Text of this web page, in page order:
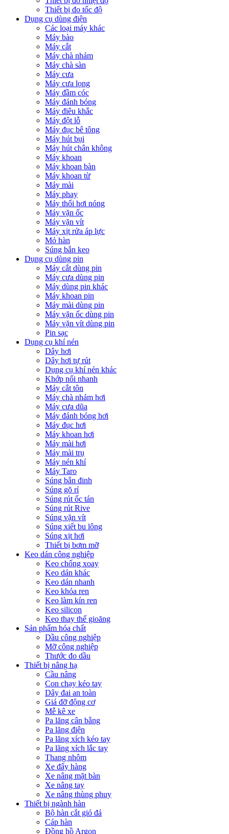
Thiết bị đo tốc độ
Dụng cụ dùng điện
Các loại máy khác
Máy bào
Máy cắt
Máy chà nhám
Máy chà sàn
Máy cưa
Máy cưa lọng
Máy đầm cóc
Máy đánh bóng
Máy điêu khắc
Máy đột lỗ
Máy đục bê tông
Máy hút bụi
Máy hút chân không
Máy khoan
Máy khoan bàn
Máy khoan từ
Máy mài
Máy phay
Máy thổi hơi nóng
Máy vặn ốc
Máy vặn vít
Máy xịt rửa áp lực
Mỏ hàn
Súng bắn keo
Dụng cụ dùng pin
Máy cắt dùng pin
Máy cưa dùng pin
Máy dùng pin khác
Máy khoan pin
Máy mài dùng pin
Máy vặn ốc dùng pin
Máy vặn vít dùng pin
Pin sạc
Dụng cụ khí nén
Dây hơi
Dây hơi tự rút
Dụng cụ khí nén khác
Khớp nối nhanh
Máy cắt tôn
Máy chà nhám hơi
Máy cưa dũa
Máy đánh bóng hơi
Máy đục hơi
Máy khoan hơi
Máy mài hơi
Máy mài trụ
Máy nén khí
Máy Taro
Súng bắn đinh
Súng gõ rỉ
Súng rút ốc tán
Súng rút Rive
Súng vặn vít
Súng xiết bu lông
Súng xịt hơi
Thiết bị bơm mỡ
Keo dán công nghiệp
Keo chống xoay
Keo dán khác
Keo dán nhanh
Keo khóa ren
Keo làm kín ren
Keo silicon
Keo thay thế gioăng
Sản phẩm hóa chất
Dầu công nghiệp
Mỡ công nghiệp
Thước đo dầu
Thiết bị nâng hạ
Cầu nâng
Con chạy kéo tay
Dây đai an toàn
Giá đỡ động cơ
Mễ kê xe
Pa lăng cân bằng
Pa lăng điện
Pa lăng xích kéo tay
Pa lăng xích lắc tay
Thang nhôm
Xe đẩy hàng
Xe nâng mặt bàn
Xe nâng tay
Xe nâng thùng phuy
Thiết bị ngành hàn
Bộ hàn cắt gió đá
Cáp hàn
Đồng hồ Argon